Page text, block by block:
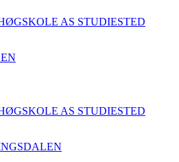
AS STUDIESTED
AS STUDIESTED